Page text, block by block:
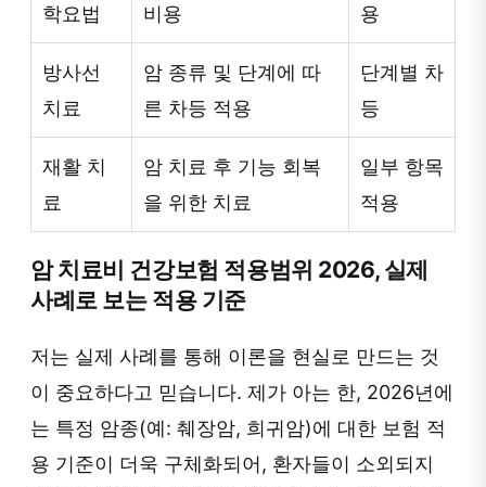
학요법 비용 용
방사선
치료
암 종류 및 단계에 따
른 차등 적용
단계별 차
등
재활 치
료
암 치료 후 기능 회복
을 위한 치료
일부 항목
적용
암 치료비 건강보험 적용범위 2026, 실제
사례로 보는 적용 기준
저는 실제 사례를 통해 이론을 현실로 만드는 것
이 중요하다고 믿습니다. 제가 아는 한, 2026년에
는 특정 암종(예: 췌장암, 희귀암)에 대한 보험 적
용 기준이 더욱 구체화되어, 환자들이 소외되지